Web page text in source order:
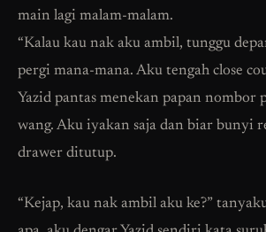
main lagi malam-malam.
“Kalau kau nak aku ambil, tunggu
pergi mana-mana. Aku tengah close
Yazid pantas menekan papan nombor
wang. Aku iyakan saja dan biar bunyi
drawer ditutup.
“Kejap, kau nak ambil aku ke?”